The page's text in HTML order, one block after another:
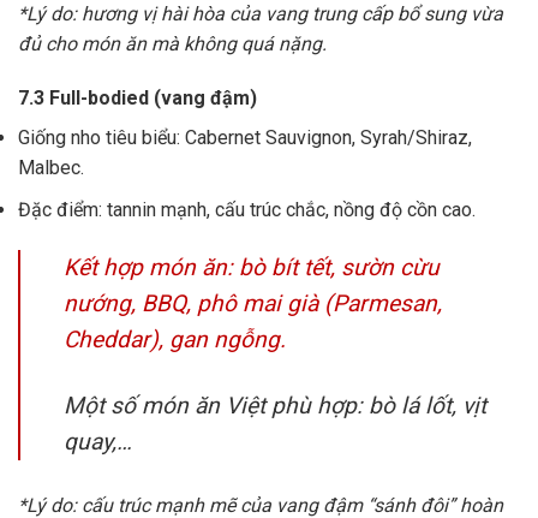
*Lý do: hương vị hài hòa của vang trung cấp bổ sung vừa
đủ cho món ăn mà không quá nặng.
7.3 Full-bodied (vang đậm)
Giống nho tiêu biểu: Cabernet Sauvignon, Syrah/Shiraz,
Malbec.
Đặc điểm: tannin mạnh, cấu trúc chắc, nồng độ cồn cao.
Kết hợp món ăn: bò bít tết, sườn cừu
nướng, BBQ, phô mai già (Parmesan,
Cheddar), gan ngỗng.
Một số món ăn Việt phù hợp: bò lá lốt, vịt
quay,…
*Lý do: cấu trúc mạnh mẽ của vang đậm “sánh đôi” hoàn